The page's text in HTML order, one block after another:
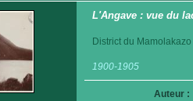
L'Angave : vue du
District du Mamolakazo
1900-1905
Auteur :